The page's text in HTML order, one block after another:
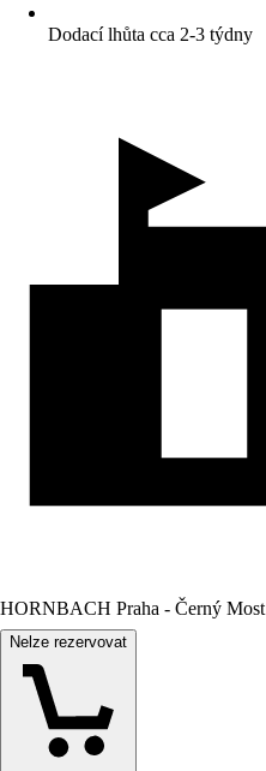
Dodací lhůta cca 2-3 týdny
HORNBACH Praha - Černý Most
Nelze rezervovat